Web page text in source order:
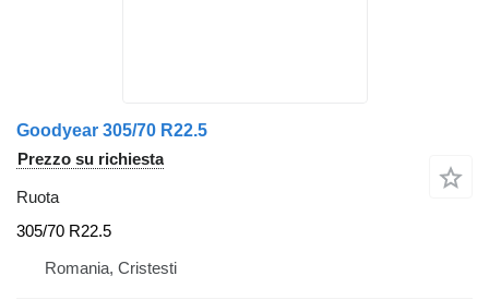
Goodyear 305/70 R22.5
Prezzo su richiesta
Ruota
305/70 R22.5
Romania, Cristesti